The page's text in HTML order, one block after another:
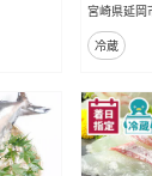
宮崎県延岡
冷蔵